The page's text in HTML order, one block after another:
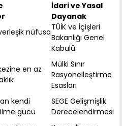
İdari ve Yasal
Dayanak
nüfusaTÜİK ve İçişleri
Bakanlığı Genel
Kabulü
en az
Mülki Sınır
Rasyonelleştirme
Esasları
kendi
gücü
SEGE Gelişmişlik
Derecelendirmesi